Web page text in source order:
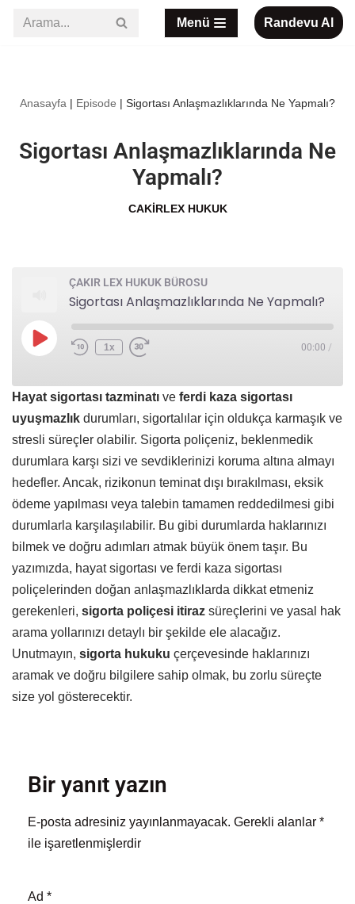
Menü Randevu Al
Anasayfa | Episode | Sigortası Anlaşmazlıklarında Ne Yapmalı?
Sigortası Anlaşmazlıklarında Ne
Yapmalı?
CAKIRLEX HUKUK
ÇAKIR LEX HUKUK BÜROSU
Sigortası Anlaşmazlıklarında Ne Yapmalı?
1x 00:00 /
Hayat sigortası tazminatı ve ferdi kaza sigortası
uyuşmazlık durumları, sigortalılar için oldukça karmaşık ve
stresli süreçler olabilir. Sigorta poliçeniz, beklenmedik
durumlara karşı sizi ve sevdiklerinizi koruma altına almayı
hedefler. Ancak, rizikonun teminat dışı bırakılması, eksik
ödeme yapılması veya talebin tamamen reddedilmesi gibi
durumlarla karşılaşılabilir. Bu gibi durumlarda haklarınızı
bilmek ve doğru adımları atmak büyük önem taşır. Bu
yazımızda, hayat sigortası ve ferdi kaza sigortası
poliçelerinden doğan anlaşmazlıklarda dikkat etmeniz
gerekenleri, sigorta poliçesi itiraz süreçlerini ve yasal hak
arama yollarınızı detaylı bir şekilde ele alacağız.
Unutmayın, sigorta hukuku çerçevesinde haklarınızı
aramak ve doğru bilgilere sahip olmak, bu zorlu süreçte
size yol gösterecektir.
Bir yanıt yazın
E-posta adresiniz yayınlanmayacak. Gerekli alanlar *
ile işaretlenmişlerdir
Ad *